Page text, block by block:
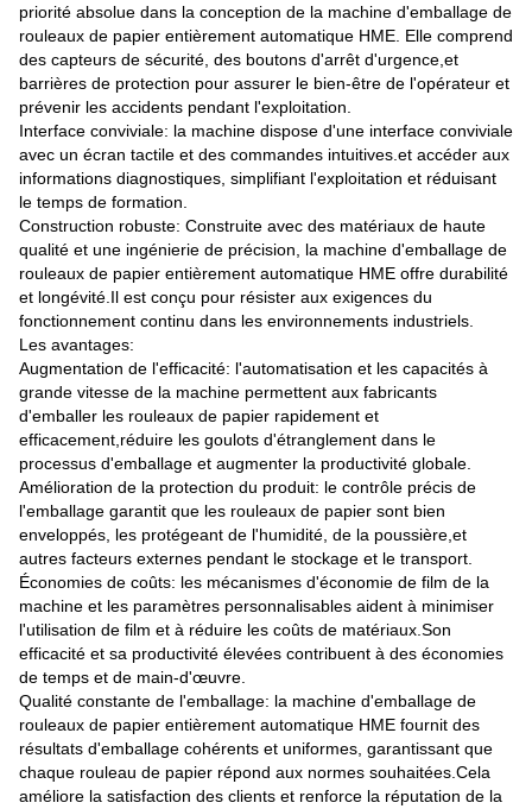
priorité absolue dans la conception de la machine d'emballage de
rouleaux de papier entièrement automatique HME. Elle comprend
des capteurs de sécurité, des boutons d'arrêt d'urgence,et
barrières de protection pour assurer le bien-être de l'opérateur et
prévenir les accidents pendant l'exploitation.
Interface conviviale: la machine dispose d'une interface conviviale
avec un écran tactile et des commandes intuitives.et accéder aux
informations diagnostiques, simplifiant l'exploitation et réduisant
le temps de formation.
Construction robuste: Construite avec des matériaux de haute
qualité et une ingénierie de précision, la machine d'emballage de
rouleaux de papier entièrement automatique HME offre durabilité
et longévité.Il est conçu pour résister aux exigences du
fonctionnement continu dans les environnements industriels.
Les avantages:
Augmentation de l'efficacité: l'automatisation et les capacités à
grande vitesse de la machine permettent aux fabricants
d'emballer les rouleaux de papier rapidement et
efficacement,réduire les goulots d'étranglement dans le
processus d'emballage et augmenter la productivité globale.
Amélioration de la protection du produit: le contrôle précis de
l'emballage garantit que les rouleaux de papier sont bien
enveloppés, les protégeant de l'humidité, de la poussière,et
autres facteurs externes pendant le stockage et le transport.
Économies de coûts: les mécanismes d'économie de film de la
machine et les paramètres personnalisables aident à minimiser
l'utilisation de film et à réduire les coûts de matériaux.Son
efficacité et sa productivité élevées contribuent à des économies
de temps et de main-d'œuvre.
Qualité constante de l'emballage: la machine d'emballage de
rouleaux de papier entièrement automatique HME fournit des
résultats d'emballage cohérents et uniformes, garantissant que
chaque rouleau de papier répond aux normes souhaitées.Cela
améliore la satisfaction des clients et renforce la réputation de la